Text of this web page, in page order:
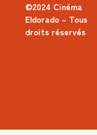
©2024 Cinéma
Eldorado – Tous
droits réservés